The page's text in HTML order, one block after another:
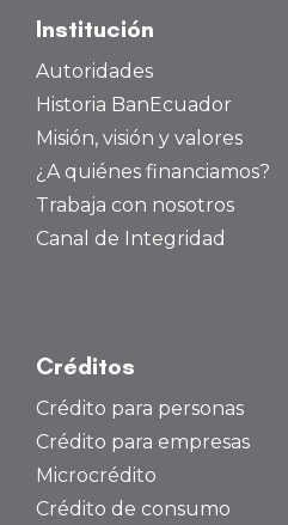
Institución
Autoridades
Historia BanEcuador
Misión, visión y valores
¿A quiénes financiamos?
Trabaja con nosotros
Canal de Integridad
Créditos
Crédito para personas
Crédito para empresas
Microcrédito
Crédito de consumo